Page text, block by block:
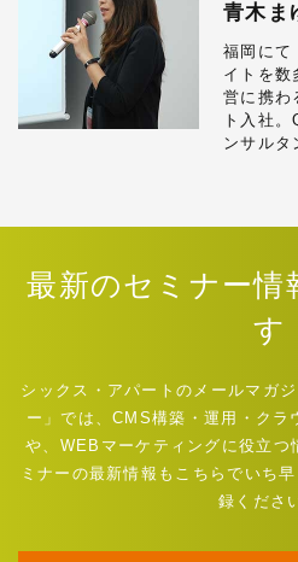
青木ま
福岡に
イトを数
営に携わ
ト入社
ンサルタ
最新のセミナー情
す
シックス・アパートのメールマガ
ー」では、CMS構築・運用・クラ
や、WEBマーケティングに役立つ
ミナーの最新情報もこちらでいち
録くださ